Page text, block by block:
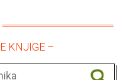
KNJIGE –